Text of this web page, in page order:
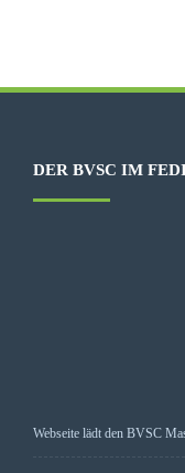
DER BVSC IM
Webseite lädt den BVSC